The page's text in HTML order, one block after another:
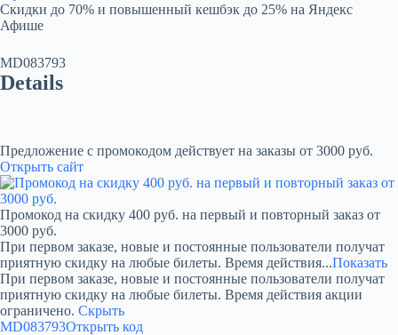
Скидки до 70% и повышенный кешбэк до 25% на Яндекс
Афише
MD083793
Details
Предложение с промокодом действует на заказы от 3000 руб.
Открыть сайт
Промокод на скидку 400 руб. на первый и повторный заказ от
3000 руб.
При первом заказе, новые и постоянные пользователи получат
приятную скидку на любые билеты. Время действия...Показать
При первом заказе, новые и постоянные пользователи получат
приятную скидку на любые билеты. Время действия акции
ограничено. Скрыть
MD083793Открыть код